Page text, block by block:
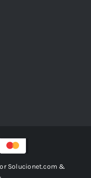
Solucionet.com &